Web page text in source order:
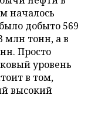
началось
добыто 569
млн тонн, а в
Просто
уровень
в том,
высокий